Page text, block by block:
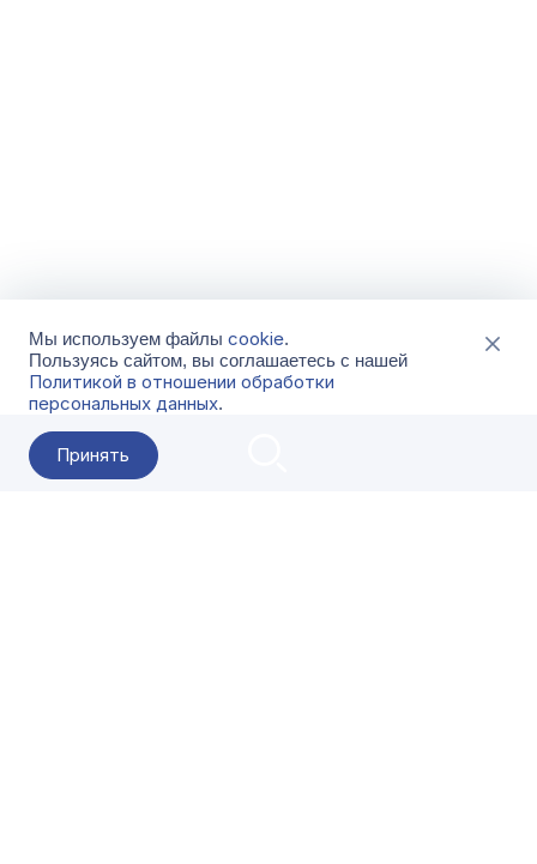
Мы используем файлы cookie.
Пользуясь сайтом, вы соглашаетесь с нашей
Политикой в отношении обработки
персональных данных.
Принять